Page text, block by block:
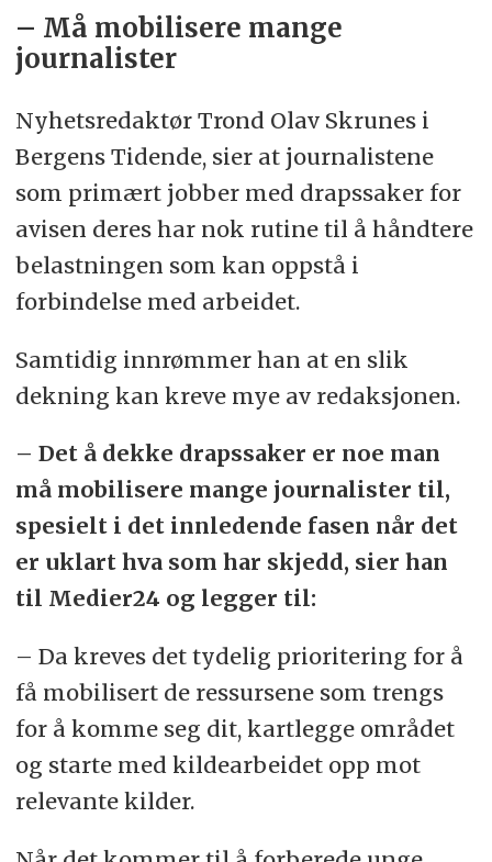
– Må mobilisere mange
journalister
Nyhetsredaktør Trond Olav Skrunes i
Bergens Tidende, sier at journalistene
som primært jobber med drapssaker for
avisen deres har nok rutine til å håndtere
belastningen som kan oppstå i
forbindelse med arbeidet.
Samtidig innrømmer han at en slik
dekning kan kreve mye av redaksjonen.
– Det å dekke drapssaker er noe man
må mobilisere mange journalister til,
spesielt i det innledende fasen når det
er uklart hva som har skjedd, sier han
til Medier24 og legger til:
– Da kreves det tydelig prioritering for å
få mobilisert de ressursene som trengs
for å komme seg dit, kartlegge området
og starte med kildearbeidet opp mot
relevante kilder.